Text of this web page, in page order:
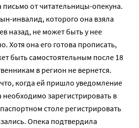
от читательницы-опекуна.
инвалид, которого она взяла
назад, не может быть у нее
Хотя она его готова прописать,
быть самостоятельным после 18
в регион не вернется.
когда ей пришло уведомление
необходимо зарегистрировать в
столе регистрировать
Опека подтвердила